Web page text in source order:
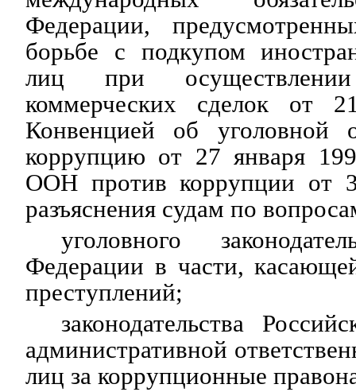
Федерации,
борьбе с подкупом
лиц при
коммерческих сделок от
Конвенцией об уголовной
коррупцию от 27 января
ООН против коррупции от
разъяснения судам по
уголовного
Федерации в части,
преступлений;
законодательства
административной
лиц за коррупционные